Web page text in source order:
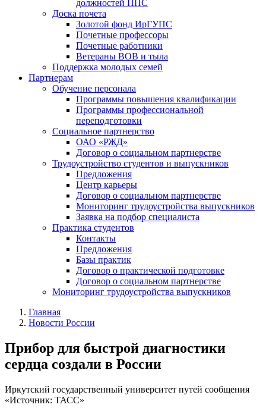
должностей ППС
Доска почета
Золотой фонд ИрГУПС
Почетные профессоры
Почетные работники
Ветераны ВОВ и тыла
Поддержка молодых семей
Партнерам
Обучение персонала
Программы повышения квалификации
Программы профессиональной
переподготовки
Социальное партнерство
ОАО «РЖД»
Договор о социальном партнерстве
Трудоустройство студентов и выпускников
Предложения
Центр карьеры
Договор о социальном партнерстве
Мониторинг трудоустройства выпускников
Заявка на подбор специалиста
Практика студентов
Контакты
Предложения
Базы практик
Договор о практической подготовке
Договор о социальном партнерстве
Мониторинг трудоустройства выпускников
Главная
Новости России
Прибор для быстрой диагностики
сердца создали в России
Иркутский государственный университет путей сообщения
«Источник: ТАСС»